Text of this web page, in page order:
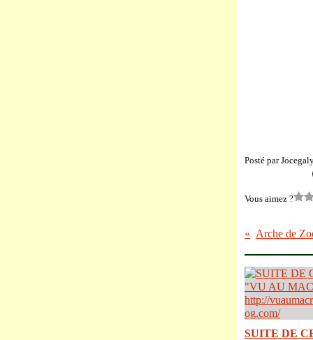
Posté par
Vous aimez ?
Arche de
SUITE DE